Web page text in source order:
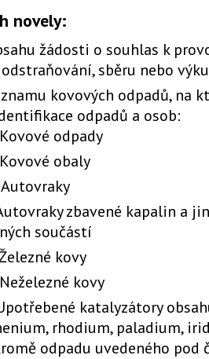
novely:
žádosti o souhlas k
sběru nebo
kovových odpadů, na
odpadů a osob:
odpady
obaly
zbavené kapalin a
součástí
kovy
kovy
katalyzátory
rhodium, paladium,
odpadu uvedeného pod